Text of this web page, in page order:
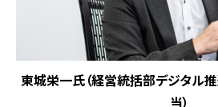
東城栄一氏（経営統括部デジタル
当）